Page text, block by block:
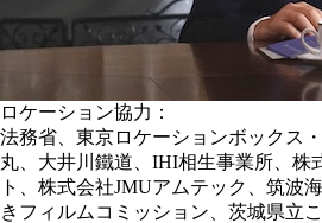
ロケーション協力：
法務省、東京ロケーションボックス
丸、大井川鐵道、IHI相生事業所、株
ト、株式会社JMUアムテック、筑波
きフィルムコミッション、茨城県立